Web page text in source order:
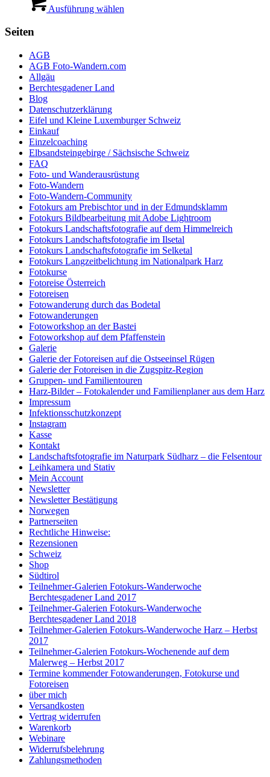
Produktseite
Ausführung wählen
Die
Optionen
Produktseite
gewählt
Seiten
AGB
AGB Foto-Wandern.com
Allgäu
Berchtesgadener Land
Blog
Datenschutzerklärung
Eifel und Kleine Luxemburger Schweiz
Einkauf
Einzelcoaching
Elbsandsteingebirge / Sächsische Schweiz
FAQ
Foto- und Wanderausrüstung
Foto-Wandern
Foto-Wandern-Community
Fotokurs am Prebischtor und in der Edmundsklamm
Fotokurs Bildbearbeitung mit Adobe Lightroom
Fotokurs Landschaftsfotografie auf dem Himmelreich
Fotokurs Landschaftsfotografie im Ilsetal
Fotokurs Landschaftsfotografie im Selketal
Fotokurs Langzeitbelichtung im Nationalpark Harz
Fotokurse
Fotoreise Österreich
Fotoreisen
Fotowanderung durch das Bodetal
Fotowanderungen
Fotoworkshop an der Bastei
Fotoworkshop auf dem Pfaffenstein
Galerie
Galerie der Fotoreisen auf die Ostseeinsel Rügen
Galerie der Fotoreisen in die Zugspitz-Region
Gruppen- und Familientouren
Harz-Bilder – Fotokalender und Familienplaner aus dem Harz
Impressum
Infektionsschutzkonzept
Instagram
Kasse
Kontakt
Landschaftsfotografie im Naturpark Südharz – die Felsentour
Leihkamera und Stativ
Mein Account
Newsletter
Newsletter Bestätigung
Norwegen
Partnerseiten
Rechtliche Hinweise:
Rezensionen
Schweiz
Shop
Südtirol
Teilnehmer-Galerien Fotokurs-Wanderwoche
Berchtesgadener Land 2017
Teilnehmer-Galerien Fotokurs-Wanderwoche
Berchtesgadener Land 2018
Teilnehmer-Galerien Fotokurs-Wanderwoche Harz – Herbst
2017
Teilnehmer-Galerien Fotokurs-Wochenende auf dem
Malerweg – Herbst 2017
Termine kommender Fotowanderungen, Fotokurse und
Fotoreisen
über mich
Versandkosten
Vertrag widerrufen
Warenkorb
Webinare
Widerrufsbelehrung
Zahlungsmethoden